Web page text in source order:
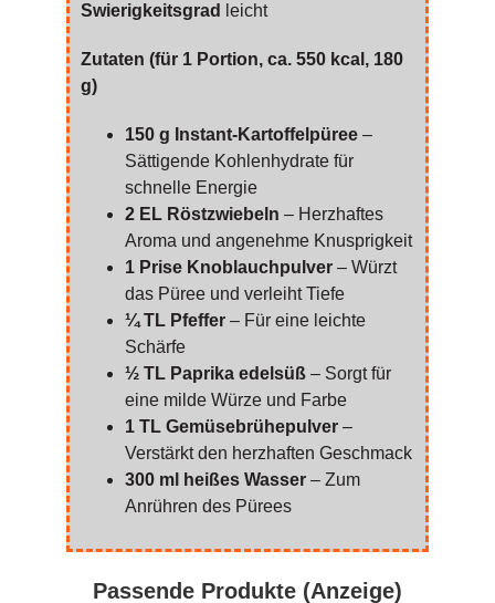
Swierigkeitsgrad
leicht
Zutaten (für 1 Portion, ca. 550 kcal, 180
g)
150 g Instant-Kartoffelpüree–
Sättigende Kohlenhydrate für
schnelle Energie
2 EL Röstzwiebeln – Herzhaftes
Aroma und angenehme Knusprigkeit
1 Prise Knoblauchpulver– Würzt
das Püree und verleiht Tiefe
¼ TL Pfeffer– Für eine leichte
Schärfe
½ TL Paprika edelsüß– Sorgt für
eine milde Würze und Farbe
1 TL Gemüsebrühepulver–
Verstärkt den herzhaften Geschmack
300 ml heißes Wasser– Zum
Anrühren des Pürees
Passende Produkte (Anzeige)